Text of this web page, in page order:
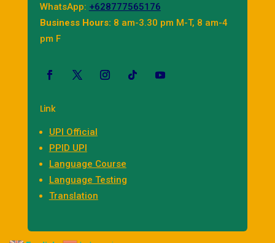
WhatsApp: +628777565176
Business Hours: 8 am-3.30 pm M-T, 8 am-4
pm F
Link
UPI Official
PPID UPI
Language Course
Language Testing
Translation